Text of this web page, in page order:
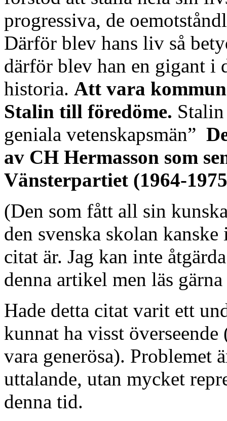
progressiva, de
Därför blev hans liv så
därför blev han en gigant i
historia. Att vara
Stalin till föredöme.
geniala vetenskapsmän”
av CH Hermasson som
Vänsterpartiet (1964-
(Den som fått all sin
den svenska skolan
citat är. Jag kan inte
denna artikel men läs
Hade detta citat varit ett
kunnat ha visst
vara generösa). Problemet
uttalande, utan mycket
denna tid.